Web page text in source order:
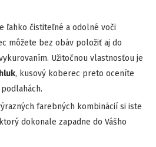
ľahko čistiteľné a odolné voči
môžete bez obáv položiť aj do
Užitočnou vlastnosťou je
, kusový koberec preto oceníte
farebných kombinácií si iste
dokonale zapadne do Vášho